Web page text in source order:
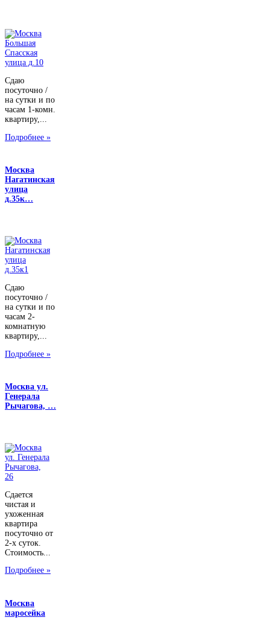
Сдаю
посуточно /
на сутки и по
часам 1-комн.
квартиру,...
Подробнее »
Москва
Нагатинская
улица
д.35к…
Сдаю
посуточно /
на сутки и по
часам 2-
комнатную
квартиру,...
Подробнее »
Москва ул.
Генерала
Рычагова, …
Сдается
чистая и
ухоженная
квартира
посуточно от
2-х суток.
Стоимость...
Подробнее »
Москва
маросейка